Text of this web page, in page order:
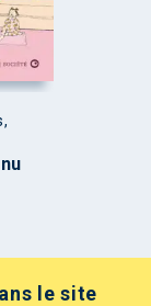
le site